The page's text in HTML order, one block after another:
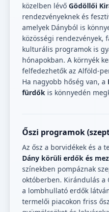
közelben lévő Gödöllői
rendezvényeknek és
amelyek Dányból is
közösségi rendezvények,
kulturális programok is
hónapokban. A környék
felfedezhetők az Alföld-
Ha nagyobb hőség van, a
fürdők is könnyedén
Őszi programok
Az ősz a borvidékek és a
Dány körüli erdők és
színekben pompáznak
októberben. Kirándulás a
a lombhullató erdők
termelői piacokon friss